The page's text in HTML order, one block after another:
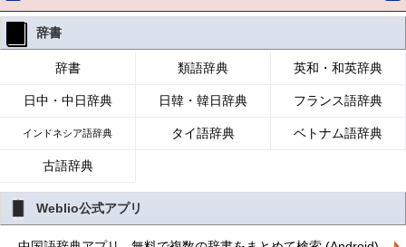
辞書
辞書 類語辞典 英和・和英辞典
日中・中日辞典 日韓・韓日辞典 フランス語辞典
インドネシア語辞典 タイ語辞典 ベトナム語辞典
古語辞典
Weblio公式アプリ